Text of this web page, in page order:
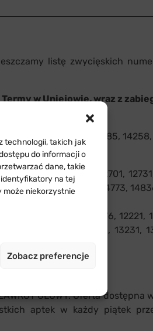
technologii, takich jak
do informacji o
dane, takie
na tej
może niekorzystnie
Zobacz preferencje
listę zwycięskich
w Uniejowie, wraz z
o numerach: 13701, 13985,
o numerach: 12621, 12701,
14546, 14725, 14773,
12097, 12105, 12176, 12221,
13161, 13162, 13216, 13231,
HURTAP.
GŁOWY. Oferta dostępna
aptek w każdy piątek